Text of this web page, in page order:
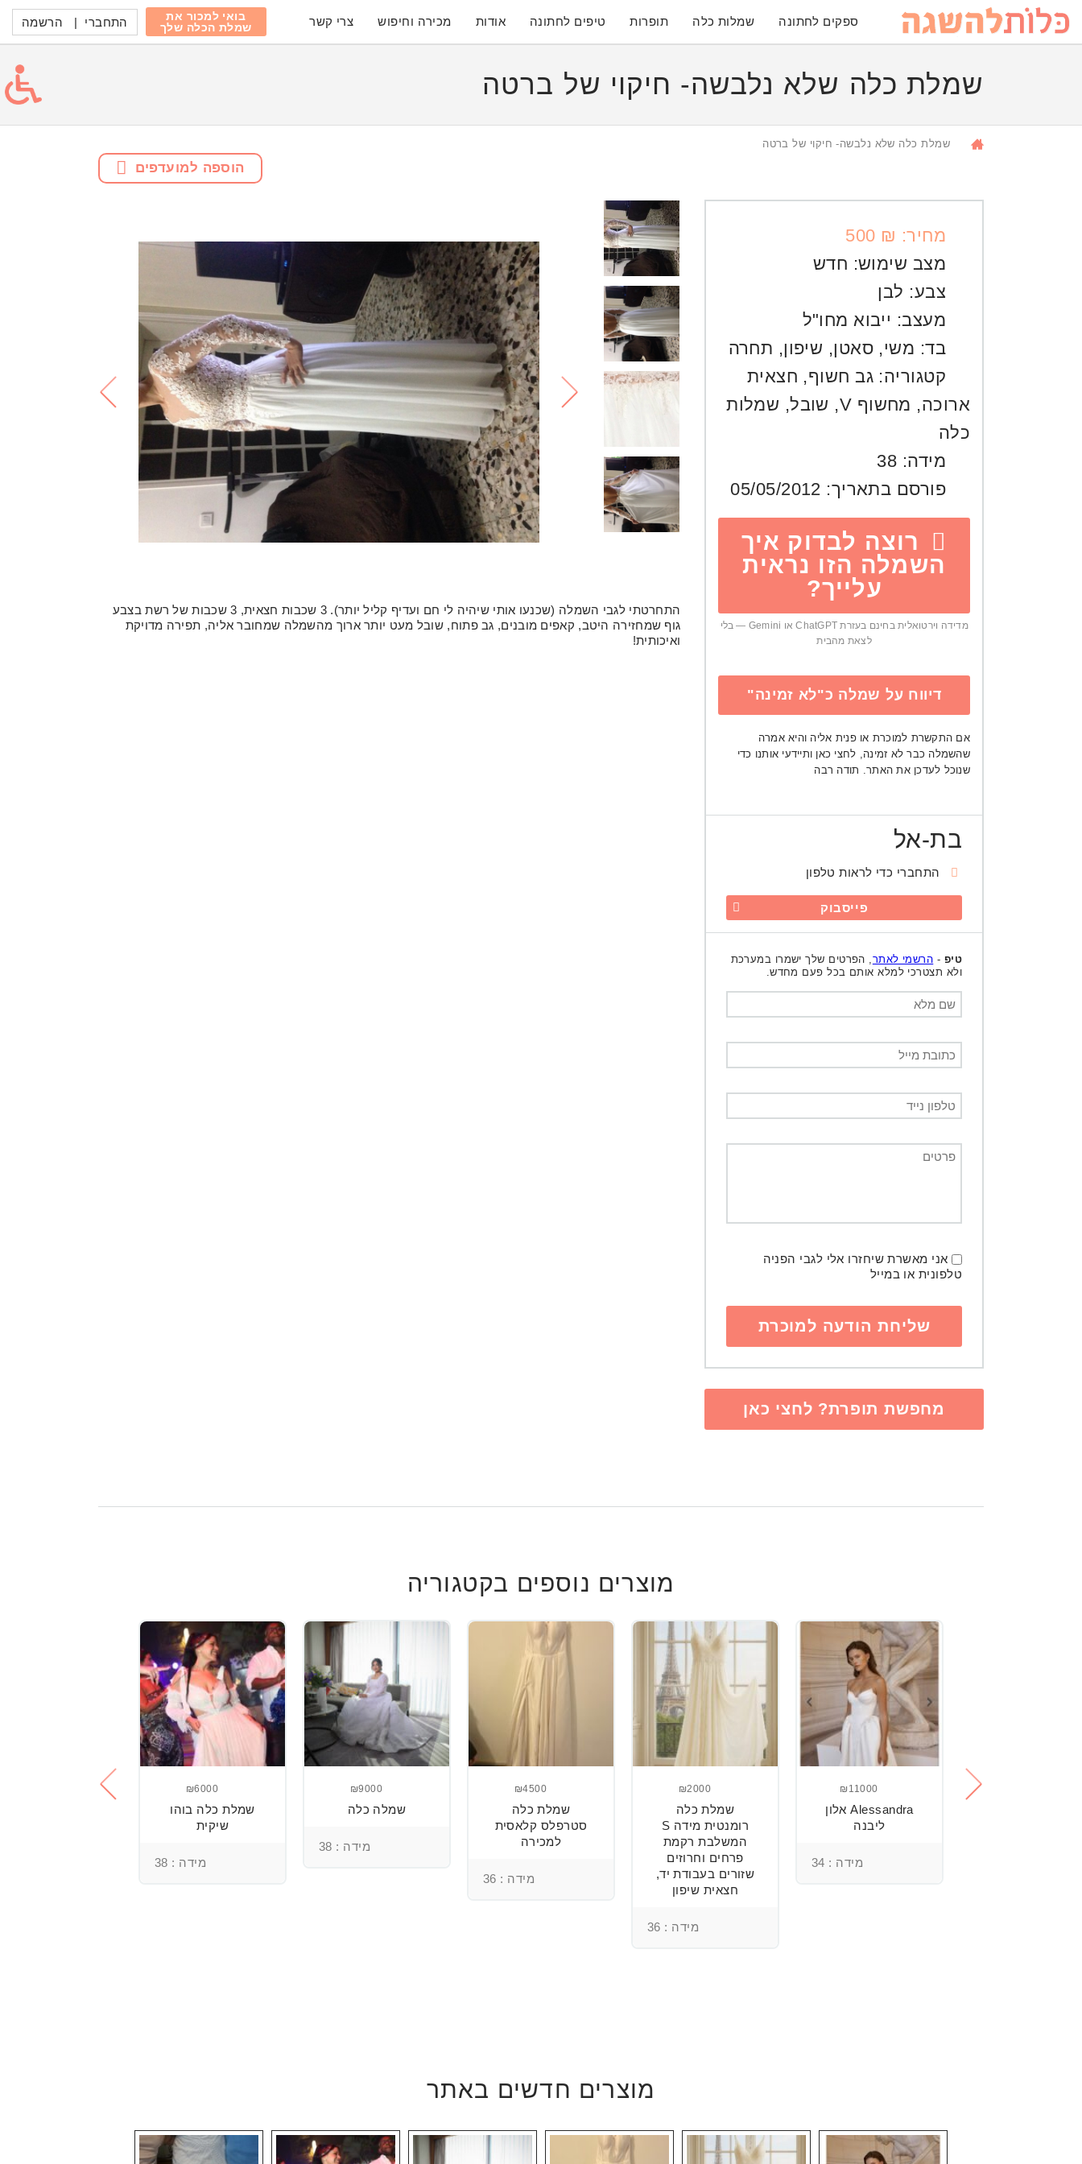
ספקים לחתונה שמלות כלה תופרות טיפים לחתונה אודות מכירה וחיפוש צרי קשר
בואי למכור את
שמלת הכלה שלך
התחברי | הרשמה
שמלת כלה שלא נלבשה- חיקוי של ברטה
שמלת כלה שלא נלבשה- חיקוי של ברטה
הוספה למועדפים
מחיר: ₪ 500
מצב שימוש: חדש
צבע: לבן
מעצב: ייבוא מחו"ל
בד: משי, סאטן, שיפון, תחרה
קטגוריה: גב חשוף, חצאית
ארוכה, מחשוף V , שובל, שמלות
כלה
מידה: 38
פורסם בתאריך: 05/05/2012
רוצה לבדוק איך
השמלה הזו נראית
עלייך?
מדידה וירטואלית בחינם בעזרת ChatGPT או Gemini — בלי
לצאת מהבית
דיווח על שמלה כ"לא זמינה"
אם התקשרת למוכרת או פנית אליה והיא אמרה
שהשמלה כבר לא זמינה, לחצי כאן ותיידעי אותנו כדי
שנוכל לעדכן את האתר. תודה רבה
בת-אל
התחברי כדי לראות טלפון
פייסבוק
טיפ - הרשמי לאתר , הפרטים שלך ישמרו במערכת
ולא תצטרכי למלא אותם בכל פעם מחדש.
אני מאשרת שיחזרו אלי לגבי הפניה
טלפונית או במייל
מחפשת תופרת? לחצי כאן
התחרטתי לגבי השמלה (שכנעו אותי שיהיה לי חם ועדיף קליל יותר). 3 שכבות חצאית, 3 שכבות של רשת בצבע
גוף שמחזירה היטב, קאפים מובנים, גב פתוח, שובל מעט יותר ארוך מהשמלה שמחובר אליה, תפירה מדויקת
ואיכותית!
מוצרים נוספים בקטגוריה
₪11000
Alessandra אלון
ליבנה
מידה : 34
₪2000
שמלת כלה
רומנטית מידה S
המשלבת רקמת
פרחים וחרוזים
שזורים בעבודת יד,
חצאית שיפון
מידה : 36
₪4500
שמלת כלה
סטרפלס קלאסית
למכירה
מידה : 36
₪9000
שמלה כלה
מידה : 38
₪6000
שמלת כלה בוהו
שיקית
מידה : 38
מוצרים חדשים באתר